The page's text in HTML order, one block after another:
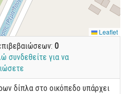
Leaflet
0
συνδεθείτε για να
δίπλα στο οικόπεδο υπάρχει